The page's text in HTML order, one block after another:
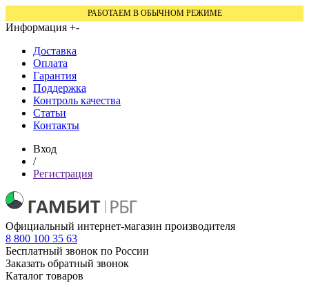
РАБОТАЕМ В ОБЫЧНОМ РЕЖИМЕ
Информация +-
Доставка
Оплата
Гарантия
Поддержка
Контроль качества
Статьи
Контакты
Вход
/
Регистрация
Официальный интернет-магазин производителя
8 800 100 35 63
Бесплатный звонок по России
Заказать обратный звонок
Каталог товаров